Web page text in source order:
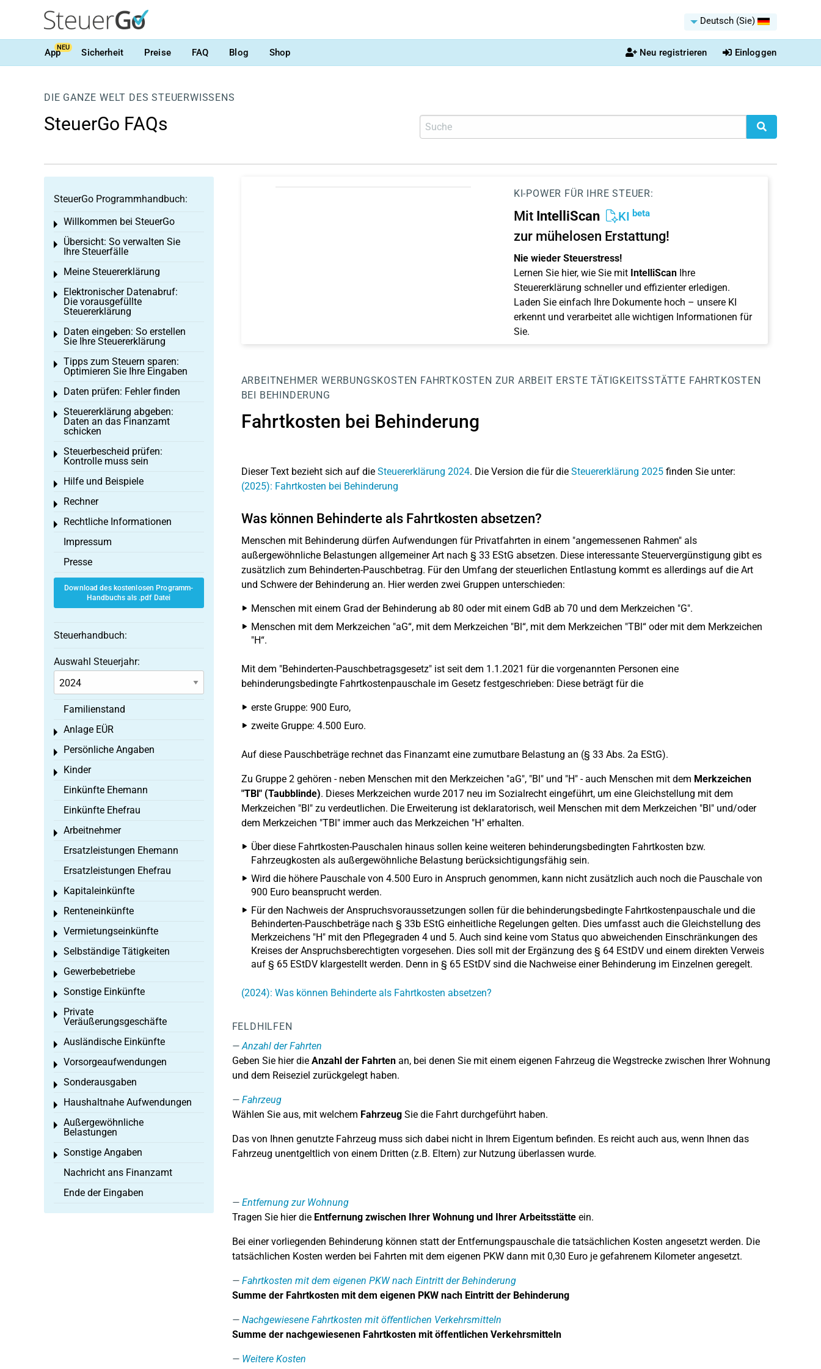
Deutsch (Sie)
AppNEU Sicherheit Preise FAQ Blog Shop Neu registrieren Einloggen
DIE GANZE WELT DES STEUERWISSENS
SteuerGo FAQs
KI-POWER FÜR IHRE STEUER:
Mit IntelliScan KI beta
zur mühelosen Erstattung!
Nie wieder Steuerstress!
Lernen Sie hier, wie Sie mit IntelliScanIhre
Steuererklärung schneller und effizienter erledigen.
Laden Sie einfach Ihre Dokumente hoch – unsere KI
erkennt und verarbeitet alle wichtigen Informationen für
Sie.
ARBEITNEHMER WERBUNGSKOSTEN FAHRTKOSTEN ZUR ARBEIT ERSTE TÄTIGKEITSSTÄTTE FAHRTKOSTEN
BEI BEHINDERUNG
Fahrtkosten bei Behinderung
Dieser Text bezieht sich auf die Steuererklärung 2024. Die Version die für die Steuererklärung 2025finden Sie unter:
(2025): Fahrtkosten bei Behinderung
Was können Behinderte als Fahrtkosten absetzen?
Menschen mit Behinderung dürfen Aufwendungen für Privatfahrten in einem "angemessenen Rahmen" als
außergewöhnliche Belastungen allgemeiner Art nach § 33 EStG absetzen. Diese interessante Steuervergünstigung gibt es
zusätzlich zum Behinderten-Pauschbetrag. Für den Umfang der steuerlichen Entlastung kommt es allerdings auf die Art
und Schwere der Behinderung an. Hier werden zwei Gruppen unterschieden:
Menschen mit einem Grad der Behinderung ab 80 oder mit einem GdB ab 70 und dem Merkzeichen "G".
Menschen mit dem Merkzeichen "aG“, mit dem Merkzeichen "Bl“, mit dem Merkzeichen "TBl“ oder mit dem Merkzeichen
"H“.
Mit dem "Behinderten-Pauschbetragsgesetz" ist seit dem 1.1.2021 für die vorgenannten Personen eine
behinderungsbedingte Fahrtkostenpauschale im Gesetz festgeschrieben: Diese beträgt für die
erste Gruppe: 900 Euro,
zweite Gruppe: 4.500 Euro.
Auf diese Pauschbeträge rechnet das Finanzamt eine zumutbare Belastung an (§ 33 Abs. 2a EStG).
Zu Gruppe 2 gehören - neben Menschen mit den Merkzeichen "aG", "Bl" und "H" - auch Menschen mit dem Merkzeichen
"TBl" (Taubblinde). Dieses Merkzeichen wurde 2017 neu im Sozialrecht eingeführt, um eine Gleichstellung mit dem
Merkzeichen "Bl" zu verdeutlichen. Die Erweiterung ist deklaratorisch, weil Menschen mit dem Merkzeichen "Bl" und/oder
dem Merkzeichen "TBl" immer auch das Merkzeichen "H" erhalten.
Über diese Fahrtkosten-Pauschalen hinaus sollen keine weiteren behinderungsbedingten Fahrtkosten bzw.
Fahrzeugkosten als außergewöhnliche Belastung berücksichtigungsfähig sein.
Wird die höhere Pauschale von 4.500 Euro in Anspruch genommen, kann nicht zusätzlich auch noch die Pauschale von
900 Euro beansprucht werden.
Für den Nachweis der Anspruchsvoraussetzungen sollen für die behinderungsbedingte Fahrtkostenpauschale und die
Behinderten-Pauschbeträge nach § 33b EStG einheitliche Regelungen gelten. Dies umfasst auch die Gleichstellung des
Merkzeichens "H" mit den Pflegegraden 4 und 5. Auch sind keine vom Status quo abweichenden Einschränkungen des
Kreises der Anspruchsberechtigten vorgesehen. Dies soll mit der Ergänzung des § 64 EStDV und einem direkten Verweis
auf § 65 EStDV klargestellt werden. Denn in § 65 EStDV sind die Nachweise einer Behinderung im Einzelnen geregelt.
(2024): Was können Behinderte als Fahrtkosten absetzen?
FELDHILFEN
Anzahl der Fahrten
Geben Sie hier die Anzahl der Fahrtenan, bei denen Sie mit einem eigenen Fahrzeug die Wegstrecke zwischen Ihrer Wohnung
und dem Reiseziel zurückgelegt haben.
Fahrzeug
Wählen Sie aus, mit welchem FahrzeugSie die Fahrt durchgeführt haben.
Das von Ihnen genutzte Fahrzeug muss sich dabei nicht in Ihrem Eigentum befinden. Es reicht auch aus, wenn Ihnen das
Fahrzeug unentgeltlich von einem Dritten (z.B. Eltern) zur Nutzung überlassen wurde.
Entfernung zur Wohnung
Tragen Sie hier die Entfernung zwischen Ihrer Wohnung und Ihrer Arbeitsstätteein.
Bei einer vorliegenden Behinderung können statt der Entfernungspauschale die tatsächlichen Kosten angesetzt werden. Die
tatsächlichen Kosten werden bei Fahrten mit dem eigenen PKW dann mit 0,30 Euro je gefahrenem Kilometer angesetzt.
Fahrtkosten mit dem eigenen PKW nach Eintritt der Behinderung
Summe der Fahrtkosten mit dem eigenen PKW nach Eintritt der Behinderung
Nachgewiesene Fahrtkosten mit öffentlichen Verkehrsmitteln
Summe der nachgewiesenen Fahrtkosten mit öffentlichen Verkehrsmitteln
Weitere Kosten
SteuerGo Programmhandbuch:
Willkommen bei SteuerGo
Toggle menu
Übersicht: So verwalten Sie
Ihre Steuerfälle
Toggle menu
Meine Steuererklärung
Toggle menu
Elektronischer Datenabruf:
Die vorausgefüllte
Steuererklärung
Toggle menu
Daten eingeben: So erstellen
Sie Ihre Steuererklärung
Toggle menu
Tipps zum Steuern sparen:
Optimieren Sie Ihre Eingaben
Toggle menu
Daten prüfen: Fehler finden
Toggle menu
Steuererklärung abgeben:
Daten an das Finanzamt
schicken
Toggle menu
Steuerbescheid prüfen:
Kontrolle muss sein
Toggle menu
Hilfe und Beispiele
Toggle menu
Rechner
Toggle menu
Rechtliche Informationen
Toggle menu
Impressum
Presse
Download des kostenlosen Programm-
Handbuchs als .pdf Datei
Steuerhandbuch:
Auswahl Steuerjahr:
Familienstand
Anlage EÜR
Toggle menu
Persönliche Angaben
Toggle menu
Kinder
Toggle menu
Einkünfte Ehemann
Einkünfte Ehefrau
Arbeitnehmer
Toggle menu
Ersatzleistungen Ehemann
Ersatzleistungen Ehefrau
Kapitaleinkünfte
Toggle menu
Renteneinkünfte
Toggle menu
Vermietungseinkünfte
Toggle menu
Selbständige Tätigkeiten
Toggle menu
Gewerbebetriebe
Toggle menu
Sonstige Einkünfte
Toggle menu
Private
Veräußerungsgeschäfte
Toggle menu
Ausländische Einkünfte
Toggle menu
Vorsorgeaufwendungen
Toggle menu
Sonderausgaben
Toggle menu
Haushaltnahe Aufwendungen
Toggle menu
Außergewöhnliche
Belastungen
Toggle menu
Sonstige Angaben
Toggle menu
Nachricht ans Finanzamt
Ende der Eingaben